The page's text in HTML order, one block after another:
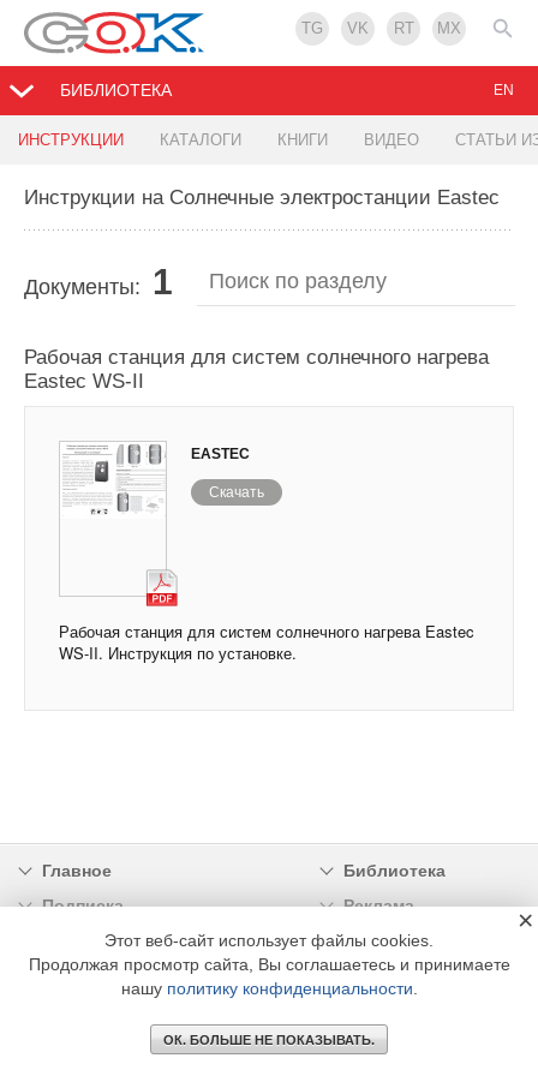
TG VK RT MX
БИБЛИОТЕКА
ИНСТРУКЦИИ КАТАЛОГИ КНИГИ ВИДЕО СТАТЬИ
EN
Инструкции на Солнечные электростанции Eastec
Документы: 1
Рабочая станция для систем солнечного нагрева
Eastec WS-II
EASTEC
Скачать
Рабочая станция для систем солнечного нагрева Eastec
WS-II. Инструкция по установке.
Главное
Библиотека
Подписка
Реклама
Информация
© 2002 - 2026 OOO Издательский дом «МЕДИА ТЕХНОЛОДЖИ» +7 (495) 665-00-
Этот веб-сайт использует файлы cookies.
Продолжая просмотр сайта, Вы соглашаетесь и принимаете
нашу политику конфиденциальности
ОК. БОЛЬШЕ НЕ ПОКАЗЫВАТЬ.
×